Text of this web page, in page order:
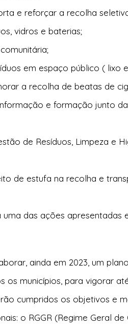
e reforçar a recolha
vidros e baterias;
em espaço público ( lixo
a recolha de beatas de
e formação junto
de Resíduos, Limpeza e
de estufa na recolha e
das ações apresentadas
ainda em 2023, um
os municípios, para vigorar
cumpridos os objetivos e
o RGGR (Regime Geral de